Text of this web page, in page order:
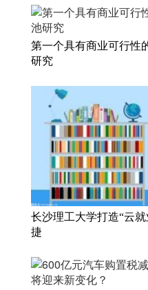
第一个具有商业可行性
研究
长沙理工大学打造“云
捷